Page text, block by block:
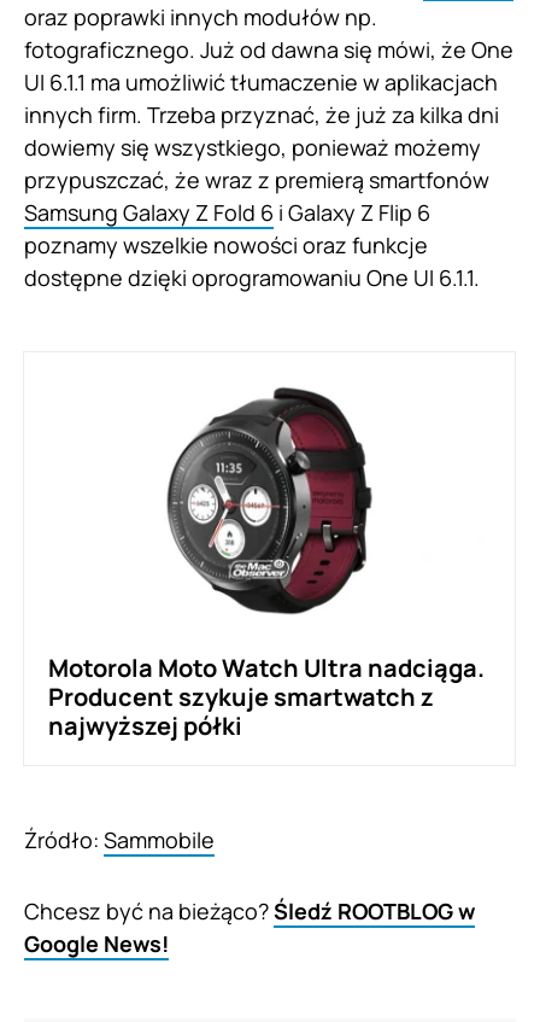
oraz poprawki innych modułów np.
fotograficznego. Już od dawna się mówi, że One
UI 6.1.1 ma umożliwić tłumaczenie w aplikacjach
innych firm. Trzeba przyznać, że już za kilka dni
dowiemy się wszystkiego, ponieważ możemy
przypuszczać, że wraz z premierą smartfonów
Samsung Galaxy Z Fold 6 i Galaxy Z Flip 6
poznamy wszelkie nowości oraz funkcje
dostępne dzięki oprogramowaniu One UI 6.1.1.
Motorola Moto Watch Ultra nadciąga.
Producent szykuje smartwatch z
najwyższej półki
Źródło: Sammobile
Chcesz być na bieżąco?Śledź ROOTBLOG w
Google News!